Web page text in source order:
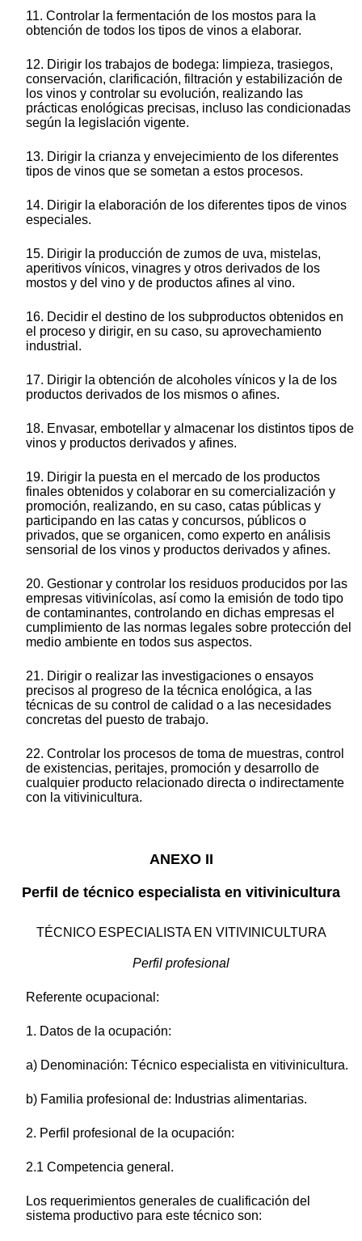
11. Controlar la fermentación de los mostos para la
obtención de todos los tipos de vinos a elaborar.
12. Dirigir los trabajos de bodega: limpieza, trasiegos,
conservación, clarificación, filtración y estabilización de
los vinos y controlar su evolución, realizando las
prácticas enológicas precisas, incluso las condicionadas
según la legislación vigente.
13. Dirigir la crianza y envejecimiento de los diferentes
tipos de vinos que se sometan a estos procesos.
14. Dirigir la elaboración de los diferentes tipos de vinos
especiales.
15. Dirigir la producción de zumos de uva, mistelas,
aperitivos vínicos, vinagres y otros derivados de los
mostos y del vino y de productos afines al vino.
16. Decidir el destino de los subproductos obtenidos en
el proceso y dirigir, en su caso, su aprovechamiento
industrial.
17. Dirigir la obtención de alcoholes vínicos y la de los
productos derivados de los mismos o afines.
18. Envasar, embotellar y almacenar los distintos tipos de
vinos y productos derivados y afines.
19. Dirigir la puesta en el mercado de los productos
finales obtenidos y colaborar en su comercialización y
promoción, realizando, en su caso, catas públicas y
participando en las catas y concursos, públicos o
privados, que se organicen, como experto en análisis
sensorial de los vinos y productos derivados y afines.
20. Gestionar y controlar los residuos producidos por las
empresas vitivinícolas, así como la emisión de todo tipo
de contaminantes, controlando en dichas empresas el
cumplimiento de las normas legales sobre protección del
medio ambiente en todos sus aspectos.
21. Dirigir o realizar las investigaciones o ensayos
precisos al progreso de la técnica enológica, a las
técnicas de su control de calidad o a las necesidades
concretas del puesto de trabajo.
22. Controlar los procesos de toma de muestras, control
de existencias, peritajes, promoción y desarrollo de
cualquier producto relacionado directa o indirectamente
con la vitivinicultura.
ANEXO II
Perfil de técnico especialista en vitivinicultura
TÉCNICO ESPECIALISTA EN VITIVINICULTURA
Perfil profesional
Referente ocupacional:
1. Datos de la ocupación:
a) Denominación: Técnico especialista en vitivinicultura.
b) Familia profesional de: Industrias alimentarias.
2. Perfil profesional de la ocupación:
2.1 Competencia general.
Los requerimientos generales de cualificación del
sistema productivo para este técnico son: